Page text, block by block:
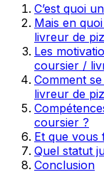
C’est quoi
Mais en
livreur de
Les
coursier /
Comment
livreur de
coursier ?
Et que vous
Quel statut
Conclusion